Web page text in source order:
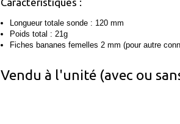
Longueur totale sonde : 120 mm
Poids total : 21g
Fiches bananes femelles 2 mm (pour autre
Vendu à l'unité (avec ou